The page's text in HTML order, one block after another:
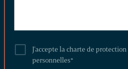
J'accepte la charte de
personnelles*